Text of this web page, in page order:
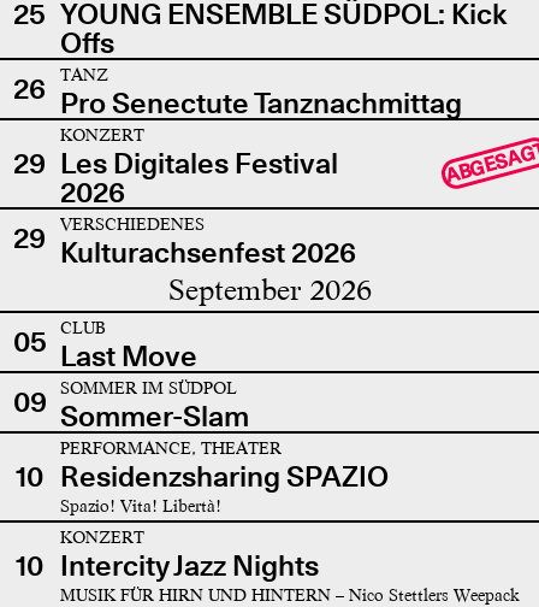
25 YOUNG ENSEMBLE SÜDPOL: Kick
Offs
26
TANZ
Pro Senectute Tanznachmittag
29
KONZERT
Les Digitales Festival
2026
29 VERSCHIEDENES
Kulturachsenfest 2026
September 2026
05 CLUB
Last Move
09
SOMMER IM SÜDPOL
Sommer-Slam
10
PERFORMANCE, THEATER
Residenzsharing SPAZIO
Spazio! Vita! Libertà!
10
KONZERT
Intercity Jazz Nights
MUSIK FÜR HIRN UND HINTERN – Nico Stettlers Weepack